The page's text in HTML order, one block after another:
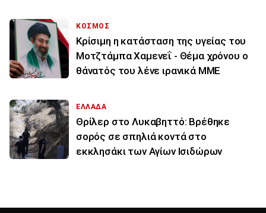
ΚΟΣΜΟΣ
Κρίσιμη η κατάσταση της υγείας του
Μοτζτάμπα Χαμενεΐ - Θέμα χρόνου ο
θάνατός του λένε ιρανικά ΜΜΕ
ΕΛΛΑΔΑ
Θρίλερ στο Λυκαβηττό: Βρέθηκε
σορός σε σπηλιά κοντά στο
εκκλησάκι των Αγίων Ισιδώρων